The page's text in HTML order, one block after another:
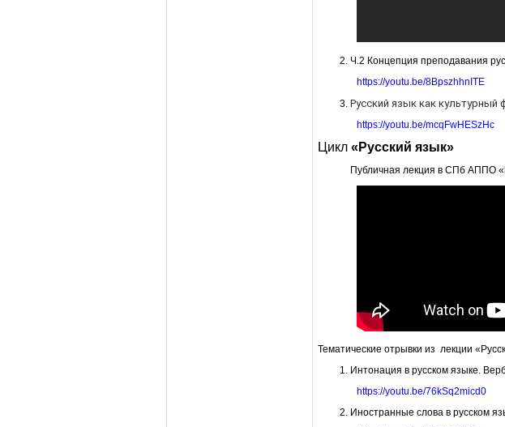
Ч.2 Концепция преподавания
https://youtu.be/8BpszhhnITE
Русский язык как
https://youtu.be/mcqFwHESzHc
Цикл «Русский язык»
Публичная лекция в СПб АППО
Тематические отрывки из лекции
Интонация в русском языке.
https://youtu.be/76kSq2micd0
Иностранные слова в русском